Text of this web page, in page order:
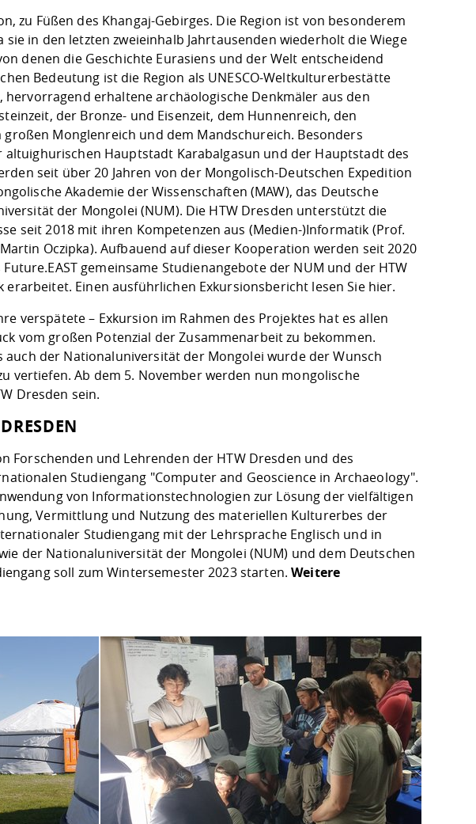
zu Füßen des Khangaj-Gebirges. Die Region ist von besonderem
in den letzten zweieinhalb Jahrtausenden wiederholt die Wiege
denen die Geschichte Eurasiens und der Welt entscheidend
Bedeutung ist die Region als UNESCO-Weltkulturerbestätte
erhaltene archäologische Denkmäler aus den
der Bronze- und Eisenzeit, dem Hunnenreich, den
Monglenreich und dem Mandschureich. Besonders
Hauptstadt Karabalgasun und der Hauptstadt des
seit über 20 Jahren von der Mongolisch-Deutschen Expedition
Akademie der Wissenschaften (MAW), das Deutsche
der Mongolei (NUM). Die HTW Dresden unterstützt die
seit 2018 mit ihren Kompetenzen aus (Medien-)Informatik (Prof.
Oczipka). Aufbauend auf dieser Kooperation werden seit 2020
gemeinsame Studienangebote der NUM und der HTW
Einen ausführlichen Exkursionsbericht lesen Sie hier.
verspätete – Exkursion im Rahmen des Projektes hat es allen
vom großen Potenzial der Zusammenarbeit zu bekommen.
auch der Nationaluniversität der Mongolei wurde der Wunsch
vertiefen. Ab dem 5. November werden nun mongolische
Dresden sein.
Forschenden und Lehrenden der HTW Dresden und des
Studiengang "Computer and Geoscience in Archaeology".
von Informationstechnologien zur Lösung der vielfältigen
Vermittlung und Nutzung des materiellen Kulturerbes der
Studiengang mit der Lehrsprache Englisch und in
der Nationaluniversität der Mongolei (NUM) und dem Deutschen
soll zum Wintersemester 2023 starten.Weitere